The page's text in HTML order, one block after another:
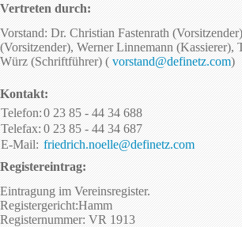
Vertreten durch:
Vorstand: Dr. Christian Fastenrath
(Vorsitzender), Werner Linnemann (Kassierer),
Würz (Schriftführer) ( vorstand@definetz.com)
Kontakt:
Telefon:0 23 85 - 44 34 688
Telefax:0 23 85 - 44 34 687
E-Mail: friedrich.noelle@definetz.com
Registereintrag:
Eintragung im Vereinsregister.
Registergericht:Hamm
Registernummer: VR 1913